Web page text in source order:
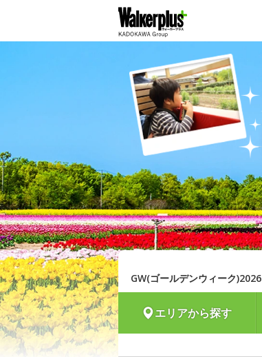
GW(ゴールデンウィーク)2026
エリアから探す